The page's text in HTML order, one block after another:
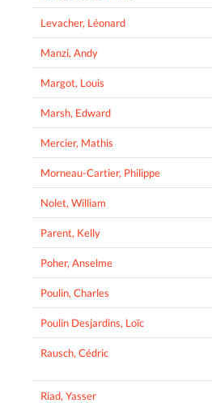
Levacher, Léonard
Manzi, Andy
Margot, Louis
Marsh, Edward
Mercier, Mathis
Morneau-Cartier, Philippe
Nolet, William
Parent, Kelly
Poher, Anselme
Poulin, Charles
Poulin Desjardins, Loïc
Rausch, Cédric
Riad, Yasser